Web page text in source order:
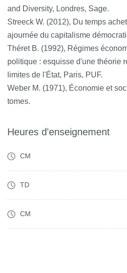
and Diversity, Londres, Sage.
Streeck W. (2012), Du temps
ajournée du capitalisme
Théret B. (1992), Régimes
politique : esquisse d'une théorie
limites de l'État, Paris, PUF.
Weber M. (1971), Économie et
tomes.
Heures d'enseignement
CM
TD
CM